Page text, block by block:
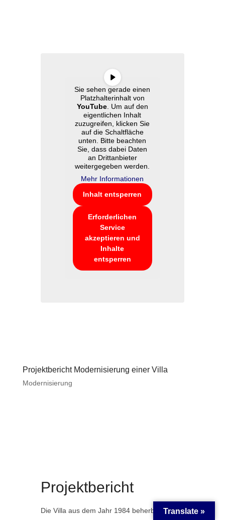
Sie sehen gerade einen
Platzhalterinhalt von
YouTube. Um auf den
eigentlichen Inhalt
zuzugreifen, klicken Sie
auf die Schaltfläche
unten. Bitte beachten
Sie, dass dabei Daten
an Drittanbieter
weitergegeben werden.
Mehr Informationen
Inhalt entsperren
Erforderlichen
Service
akzeptieren und
Inhalte
entsperren
Projektbericht Modernisierung einer Villa
Modernisierung
Projektbericht
Die Villa aus dem Jahr 1984 beherbergte imTranslate »